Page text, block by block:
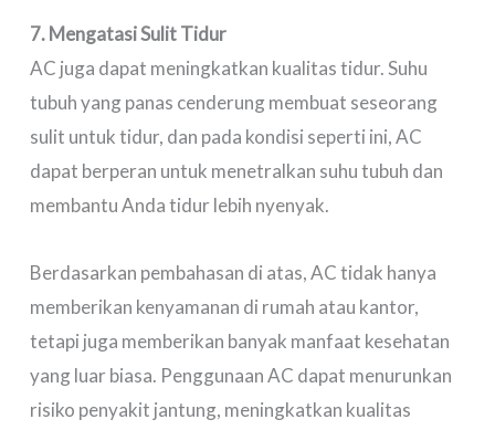
7. Mengatasi Sulit Tidur
AC juga dapat meningkatkan kualitas tidur. Suhu
tubuh yang panas cenderung membuat seseorang
sulit untuk tidur, dan pada kondisi seperti ini, AC
dapat berperan untuk menetralkan suhu tubuh dan
membantu Anda tidur lebih nyenyak.
Berdasarkan pembahasan di atas, AC tidak hanya
memberikan kenyamanan di rumah atau kantor,
tetapi juga memberikan banyak manfaat kesehatan
yang luar biasa. Penggunaan AC dapat menurunkan
risiko penyakit jantung, meningkatkan kualitas